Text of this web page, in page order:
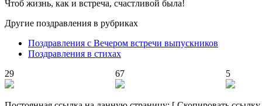
Чтоб жизнь, как и встреча, счастливой была!
Другие поздравления в рубриках
Поздравления с Вечером встречи выпускников
Поздравления в стихах
29
67 5